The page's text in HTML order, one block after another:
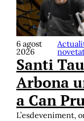
6 agost
2026
Santi
Arbona
a Can
L’esdeveniment,